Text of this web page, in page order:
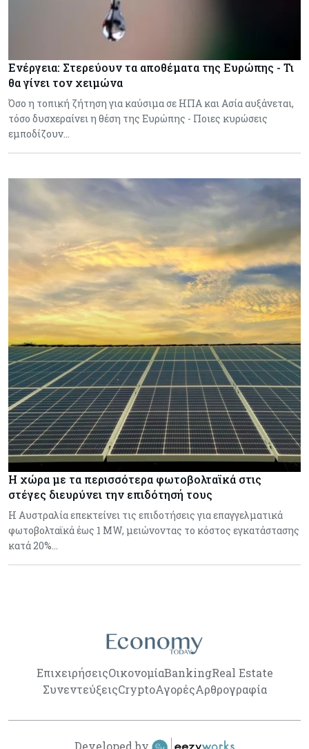
Ενέργεια: Στερεύουν τα αποθέματα της Ευρώπης - Τι
θα γίνει τον χειμώνα
Όσο η τοπική ζήτηση για καύσιμα σε ΗΠΑ και Ασία αυξάνεται,
τόσο δυσχεραίνει η θέση της Ευρώπης - Ποιες κυρώσεις
εμποδίζουν…
Η χώρα με τα περισσότερα φωτοβολταϊκά στις
στέγες διευρύνει την επιδότησή τους
Η Αυστραλία επεκτείνει τις επιδοτήσεις για επαγγελματικά
φωτοβολταϊκά έως 1 MW, μειώνοντας το κόστος εγκατάστασης
κατά 20%…
ΕπιχειρήσειςΟικονομίαBankingReal Estate
ΣυνεντεύξειςCryptoΑγορέςΑρθρογραφία
Developed by